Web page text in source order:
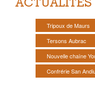
Tripoux de Maurs
Tersons Aubrac
Nouvelle chaîne
Confrérie San